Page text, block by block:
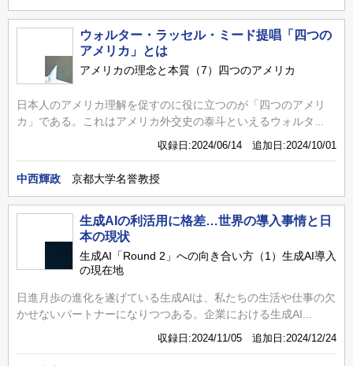
ウォルター・ラッセル・ミード提唱「四つの
アメリカ」とは
アメリカの理念と本質（7）四つのアメリカ
日本人のアメリカ理解を促すのに役に立つのが「四つのアメリ
カ」である。これはアメリカ外交史の泰斗といえるウォルタ...
収録日:2024/06/14 追加日:2024/10/01
中西輝政 京都大学名誉教授
生成AIの利活用に格差…世界の導入事情と日
本の現状
生成AI「Round 2」への向き合い方（1）生成AI導入
の現在地
日進月歩の進化を遂げている生成AIは、私たちの生活や仕事の欠
かせないパートナーになりつつある。企業における生成AI...
収録日:2024/11/05 追加日:2024/12/24